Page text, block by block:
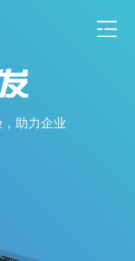
助力企业